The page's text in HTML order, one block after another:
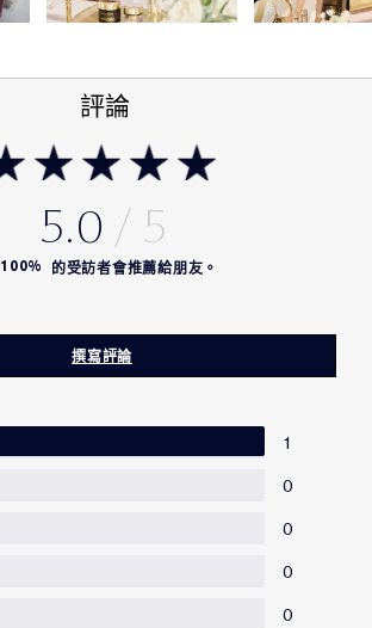
評論
5.0
撰寫評論
100% 的受訪者會推薦給朋友。
1
0
0
0
0